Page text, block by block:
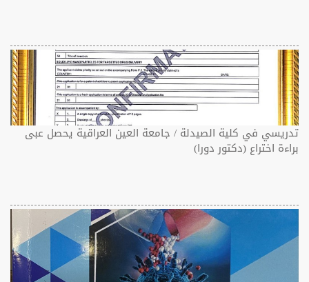
تدريسي في كلية الصيدلة / جامعة العين العراقية يحصل عبى
براءة اختراع (دكتور دورا)